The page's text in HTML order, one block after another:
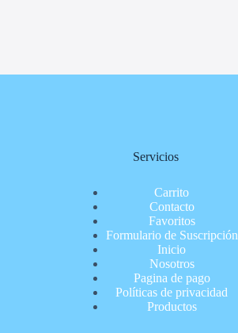
Servicios
Carrito
Contacto
Favoritos
Formulario de Suscripción
Inicio
Nosotros
Pagina de pago
Políticas de privacidad
Productos